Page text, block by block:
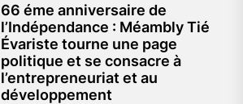
66 éme anniversaire de
l’Indépendance : Méambly Tié
Évariste tourne une page
politique et se consacre à
l’entrepreneuriat et au
développement